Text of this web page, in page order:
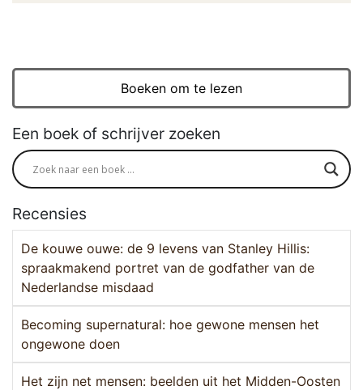
Boeken om te lezen
Een boek of schrijver zoeken
Recensies
De kouwe ouwe: de 9 levens van Stanley Hillis:
spraakmakend portret van de godfather van de
Nederlandse misdaad
Becoming supernatural: hoe gewone mensen het
ongewone doen
Het zijn net mensen: beelden uit het Midden-Oosten